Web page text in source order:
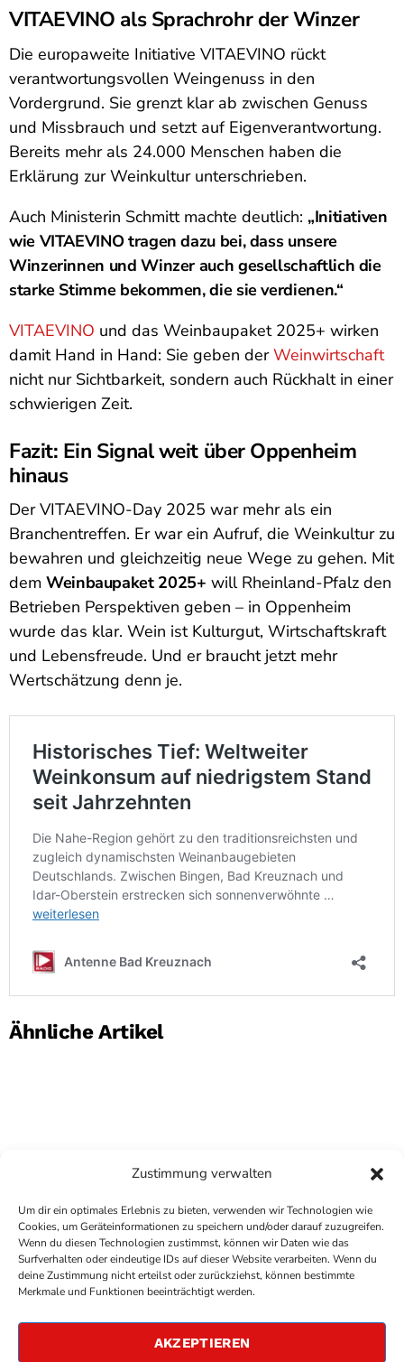
Zustimmung verwalten
Um dir ein optimales Erlebnis zu bieten, verwenden wir Technologien wie
Cookies, um Geräteinformationen zu speichern und/oder darauf zuzugreifen.
Wenn du diesen Technologien zustimmst, können wir Daten wie das
Surfverhalten oder eindeutige IDs auf dieser Website verarbeiten. Wenn du
deine Zustimmung nicht erteilst oder zurückziehst, können bestimmte
Merkmale und Funktionen beeinträchtigt werden.
AKZEPTIEREN
VITAEVINO als Sprachrohr der Winzer
Die europaweite Initiative VITAEVINO rückt
verantwortungsvollen Weingenuss in den
Vordergrund. Sie grenzt klar ab zwischen Genuss
und Missbrauch und setzt auf Eigenverantwortung.
Bereits mehr als 24.000 Menschen haben die
Erklärung zur Weinkultur unterschrieben.
Auch Ministerin Schmitt machte deutlich: „Initiativen
wie VITAEVINO tragen dazu bei, dass unsere
Winzerinnen und Winzer auch gesellschaftlich die
starke Stimme bekommen, die sie verdienen.“
VITAEVINO und das Weinbaupaket 2025+ wirken
damit Hand in Hand: Sie geben derWeinwirtschaft
nicht nur Sichtbarkeit, sondern auch Rückhalt in einer
schwierigen Zeit.
Fazit: Ein Signal weit über Oppenheim
hinaus
Der VITAEVINO-Day 2025 war mehr als ein
Branchentreffen. Er war ein Aufruf, die Weinkultur zu
bewahren und gleichzeitig neue Wege zu gehen. Mit
dem Weinbaupaket 2025+ will Rheinland-Pfalz den
Betrieben Perspektiven geben – in Oppenheim
wurde das klar. Wein ist Kulturgut, Wirtschaftskraft
und Lebensfreude. Und er braucht jetzt mehr
Wertschätzung denn je.
Ähnliche Artikel
COPYRIGHTANTENNE BAD KREUZNACH